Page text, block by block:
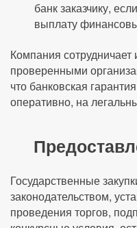
банк заказчику,
выплату
Компания сотрудничает
проверенными
что банковская
оперативно, на
Государственные
законодательством,
проведения торгов,